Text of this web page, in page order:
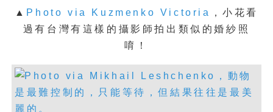
▲ Photo via Kuzmenko Victoria ，小花看
過有台灣有這樣的攝影師拍出類似的婚紗照
唷！